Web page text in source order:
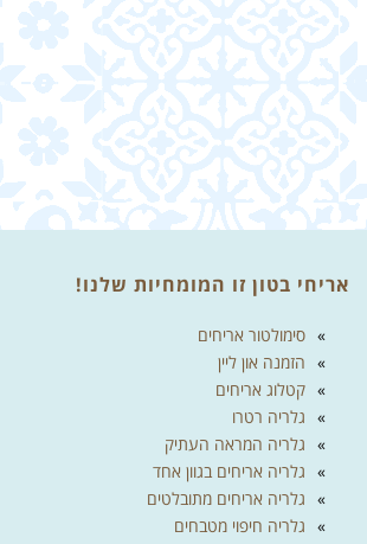
אריחי בטון זו המומחיות שלנו!
סימולטור אריחים
הזמנה און ליין
קטלוג אריחים
גלריה רטרו
גלריה המראה העתיק
גלריה אריחים בגוון אחד
גלריה אריחים מתובלטים
גלריה חיפוי מטבחים